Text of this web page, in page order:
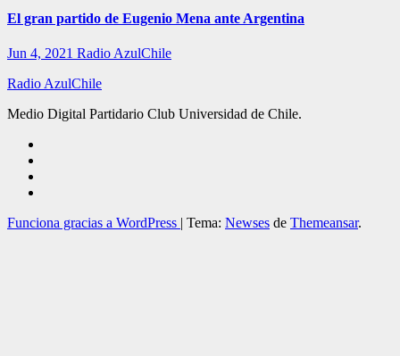
El gran partido de Eugenio Mena ante Argentina
Jun 4, 2021 Radio AzulChile
Radio AzulChile
Medio Digital Partidario Club Universidad de Chile.
Funciona gracias a WordPress | Tema: Newses de Themeansar.